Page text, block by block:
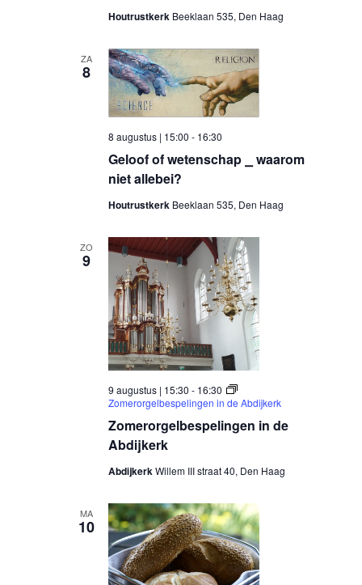
Houtrustkerk Beeklaan 535, Den Haag
ZA
8
Geloof of wetenschap ⎯ waarom
niet allebei?
8 augustus | 15:00 - 16:30
Houtrustkerk Beeklaan 535, Den Haag
ZO
9
Zomerorgelbespelingen in de
Abdijkerk
9 augustus | 15:30 - 16:30
Zomerorgelbespelingen in de Abdijkerk
AbdijkerkWillem III straat 40, Den Haag
MA
10